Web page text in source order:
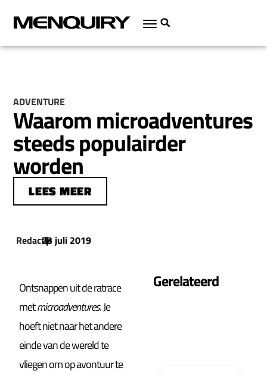
ADVENTURE
Waarom microadventures
steeds populairder
worden
LEES MEER
Redactie
|
23 juli 2019
Ontsnappen uit deratrace
metmicroadventures. Je
hoeft niet naar het andere
einde van de wereld te
vliegen om op avontuur te
Gerelateerd